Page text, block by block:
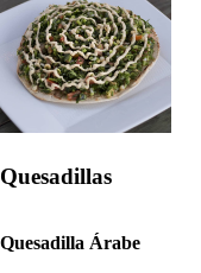
Quesadillas
Quesadilla Árabe